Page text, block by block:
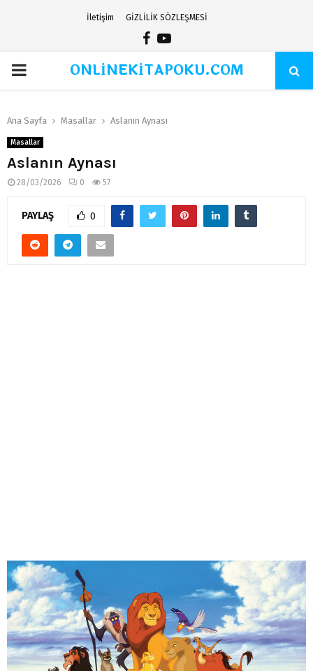
İletişim GİZLİLİK SÖZLEŞMESİ
Facebook
Youtube
PRIMARYONLİNEKİTAPOKU.COM
Ana Sayfa Masallar Aslanın Aynası
Masallar
Aslanın Aynası
28/03/2026 0 57
PAYLAŞ 0